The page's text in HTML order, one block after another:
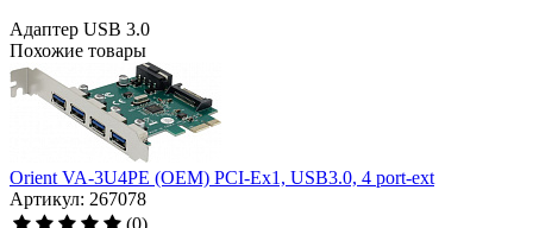
Адаптер USB 3.0
Похожие товары
Orient VA-3U4PE (OEM) PCI-Ex1, USB3.0, 4 port-ext
Артикул: 267078
(0)